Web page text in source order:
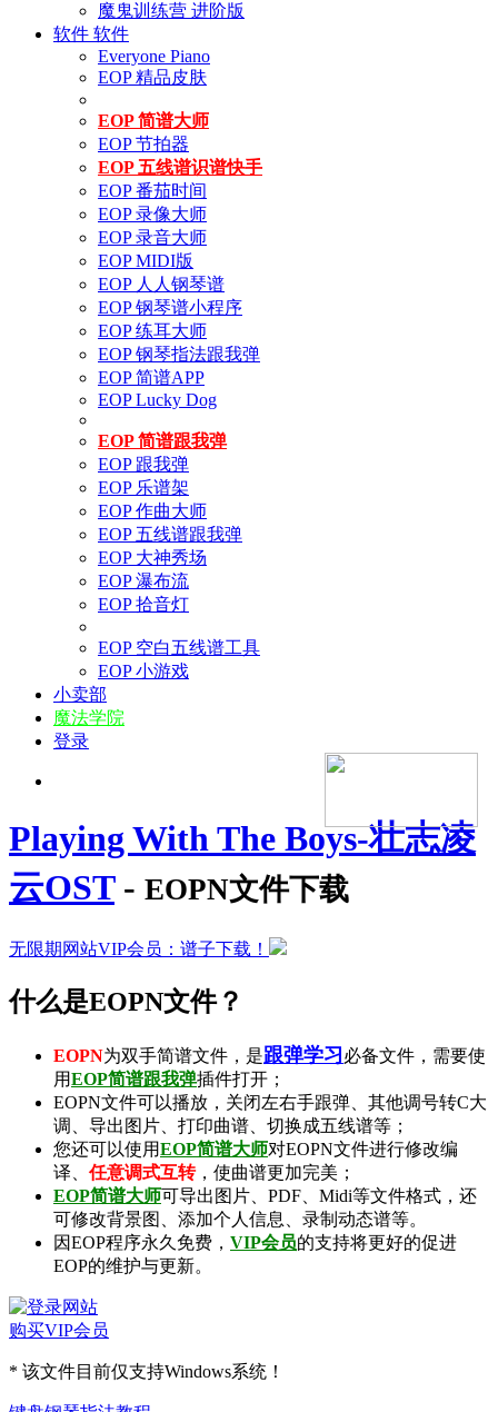
魔鬼训练营 进阶版
软件 软件
Everyone Piano
EOP 精品皮肤
EOP 简谱大师
EOP 节拍器
EOP 五线谱识谱快手
EOP 番茄时间
EOP 录像大师
EOP 录音大师
EOP MIDI版
EOP 人人钢琴谱
EOP 钢琴谱小程序
EOP 练耳大师
EOP 钢琴指法跟我弹
EOP 简谱APP
EOP Lucky Dog
EOP 简谱跟我弹
EOP 跟我弹
EOP 乐谱架
EOP 作曲大师
EOP 五线谱跟我弹
EOP 大神秀场
EOP 瀑布流
EOP 拾音灯
EOP 空白五线谱工具
EOP 小游戏
小卖部
魔法学院
登录
Playing With The Boys-壮志凌
云OST- EOPN文件下载
无限期网站VIP会员：谱子下载！
什么是EOPN文件？
EOPN为双手简谱文件，是跟弹学习必备文件，需要使
用EOP简谱跟我弹插件打开；
EOPN文件可以播放，关闭左右手跟弹、其他调号转C大
调、导出图片、打印曲谱、切换成五线谱等；
您还可以使用EOP简谱大师对EOPN文件进行修改编
译、 任意调式互转，使曲谱更加完美；
EOP简谱大师可导出 图片 PDF Midi等文件格式，还
可修改背景图、添加个人信息、录制 动态谱等。
因EOP程序永久免费， VIP会员的支持将更好的促进
EOP的维护与更新。
购买VIP会员
* 该文件目前仅支持Windows系统！